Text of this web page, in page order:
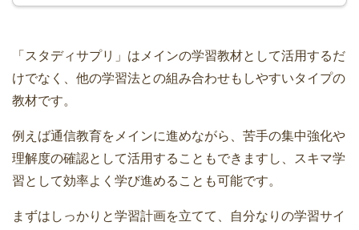
「スタディサプリ」はメインの学習教材として活用するだ
けでなく、他の学習法との組み合わせもしやすいタイプの
教材です。
例えば通信教育をメインに進めながら、苦手の集中強化や
理解度の確認として活用することもできますし、スキマ学
習として効率よく学び進めることも可能です。
まずはしっかりと学習計画を立てて、自分なりの学習サイ